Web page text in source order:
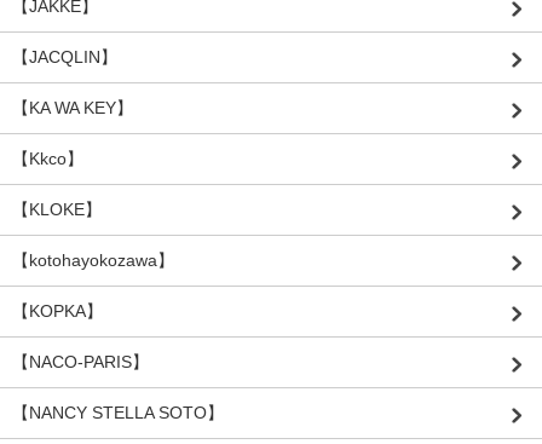
【JAKKE】
【JACQLIN】
【KA WA KEY】
【Kkco】
【KLOKE】
【kotohayokozawa】
【KOPKA】
【NACO-PARIS】
【NANCY STELLA SOTO】